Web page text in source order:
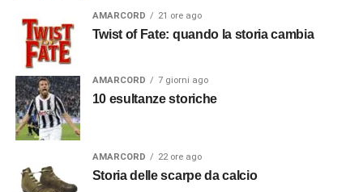
AMARCORD 21 ore ago
Twist of Fate: quando la storia cambia
AMARCORD 7 giorni ago
10 esultanze storiche
AMARCORD 22 ore ago
Storia delle scarpe da calcio